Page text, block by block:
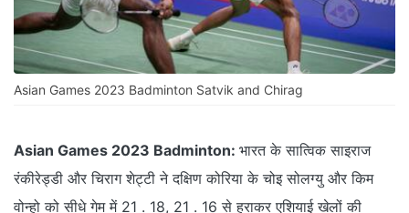
Asian Games 2023 Badminton Satvik and Chirag
Asian Games 2023 Badminton: भारत के सात्विक साइराज
रंकीरेड्डी और चिराग शेट्टी ने दक्षिण कोरिया के चोइ सोलग्यु और किम
वोन्हो को सीधे गेम में 21 . 18, 21 . 16 से हराकर एशियाई खेलों की